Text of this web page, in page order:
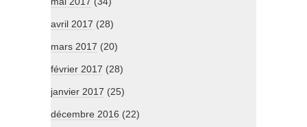
avril 2017 (28)
mars 2017 (20)
février 2017 (28)
janvier 2017 (25)
décembre 2016 (22)